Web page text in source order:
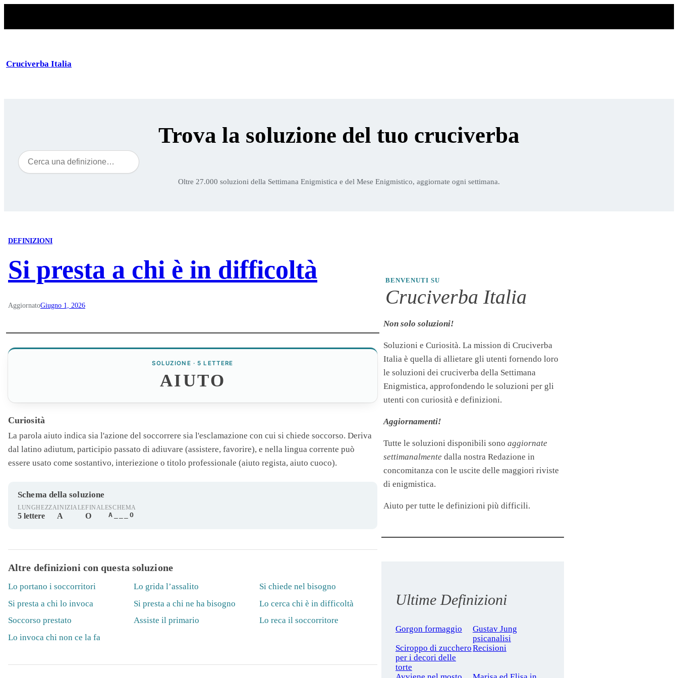
Cruciverba Italia
Trova la soluzione del tuo cruciverba
Cerca
Oltre 27.000 soluzioni della Settimana Enigmistica e del Mese Enigmistico, aggiornate ogni settimana.
DEFINIZIONI
Si presta a chi è in difficoltà
AggiornatoGiugno 1, 2026
SOLUZIONE · 5 LETTERE
AIUTO
Curiosità
La parola aiuto indica sia l'azione del soccorrere sia l'esclamazione con cui si chiede soccorso. Deriva
dal latino adiutum, participio passato di adiuvare (assistere, favorire), e nella lingua corrente può
essere usato come sostantivo, interiezione o titolo professionale (aiuto regista, aiuto cuoco).
Schema della soluzione
LUNGHEZZA
5 lettere
INIZIALE
A
FINALE
O
SCHEMA
A___O
Altre definizioni con questa soluzione
Lo portano i soccorritori Lo grida l’assalito
Si chiede nel bisogno
Si presta a chi lo invoca
Si presta a chi ne ha bisogno
Lo cerca chi è in difficoltà
Soccorso prestato
Assiste il primario
Lo reca il soccorritore
Lo invoca chi non ce la fa
BENVENUTI SU
Cruciverba Italia
Non solo soluzioni!
Soluzioni e Curiosità. La mission di Cruciverba
Italia è quella di allietare gli utenti fornendo loro
le soluzioni dei cruciverba della Settimana
Enigmistica, approfondendo le soluzioni per gli
utenti con curiosità e definizioni.
Aggiornamenti!
Tutte le soluzioni disponibili sono aggiornate
settimanalmente dalla nostra Redazione in
concomitanza con le uscite delle maggiori riviste
di enigmistica.
Aiuto per tutte le definizioni più difficili.
Ultime Definizioni
Gorgon formaggio
Gustav Jung
psicanalisi
Sciroppo di zucchero
per i decori delle
torte
Recisioni